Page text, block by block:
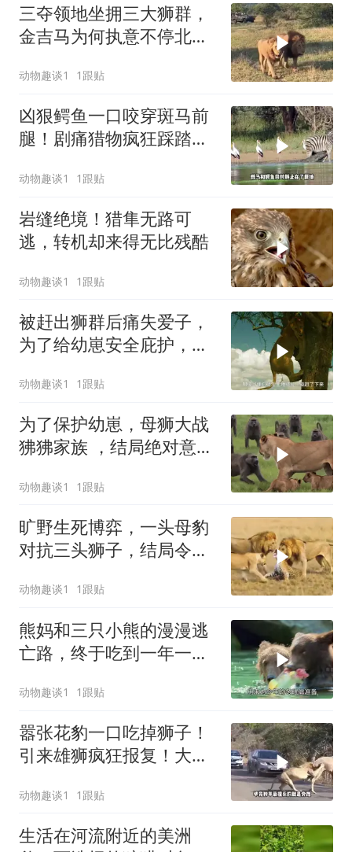
三夺领地坐拥三大狮群，
金吉马为何执意不停北
动物趣谈1 1跟贴
凶狠鳄鱼一口咬穿斑马前
腿！剧痛猎物疯狂踩踏！
动物趣谈1 1跟贴
岩缝绝境！猎隼无路可
逃，转机却来得无比残酷
动物趣谈1 1跟贴
被赶出狮群后痛失爱子，
为了给幼崽安全庇护，狮
赶，看母狮卡丽如何用狩
猎夺回体面
动物趣谈1 1跟贴
为了保护幼崽，母狮大战
狒狒家族 ，结局绝对意想
动物趣谈1 1跟贴
旷野生死博弈，一头母豹
对抗三头狮子，结局令人
动物趣谈1 1跟贴
熊妈和三只小熊的漫漫逃
亡路，终于吃到一年一度
动物趣谈1 1跟贴
嚣张花豹一口吃掉狮子！
引来雄狮疯狂报复！大口
动物趣谈1 1跟贴
生活在河流附近的美洲